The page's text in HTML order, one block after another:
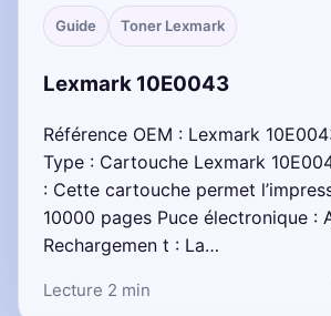
Guide Toner Lexmark
Lexmark 10E0043
Référence OEM : Lexmark
Type : Cartouche Lexmark
: Cette cartouche permet
10000 pages Puce électronique :
Rechargemen t : La…
Lecture 2 min